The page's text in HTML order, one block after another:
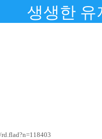
생생한 유